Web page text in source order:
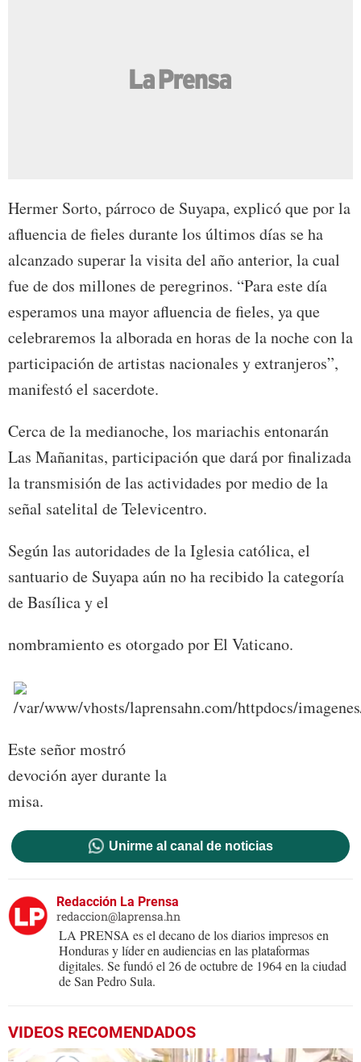
Hermer Sorto, párroco de Suyapa, explicó que por la
afluencia de fieles durante los últimos días se ha
alcanzado superar la visita del año anterior, la cual
fue de dos millones de peregrinos. “Para este día
esperamos una mayor afluencia de fieles, ya que
celebraremos la alborada en horas de la noche con la
participación de artistas nacionales y extranjeros”,
manifestó el sacerdote.
Cerca de la medianoche, los mariachis entonarán
Las Mañanitas, participación que dará por finalizada
la transmisión de las actividades por medio de la
señal satelital de Televicentro.
Según las autoridades de la Iglesia católica, el
santuario de Suyapa aún no ha recibido la categoría
de Basílica y el
nombramiento es otorgado por El Vaticano.
Este señor mostró
devoción ayer durante la
misa.
Unirme al canal de noticias
Redacción La Prensa
redaccion@laprensa.hn
LA PRENSA es el decano de los diarios impresos en
Honduras y líder en audiencias en las plataformas
digitales. Se fundó el 26 de octubre de 1964 en la ciudad
de San Pedro Sula.
VIDEOS RECOMENDADOS